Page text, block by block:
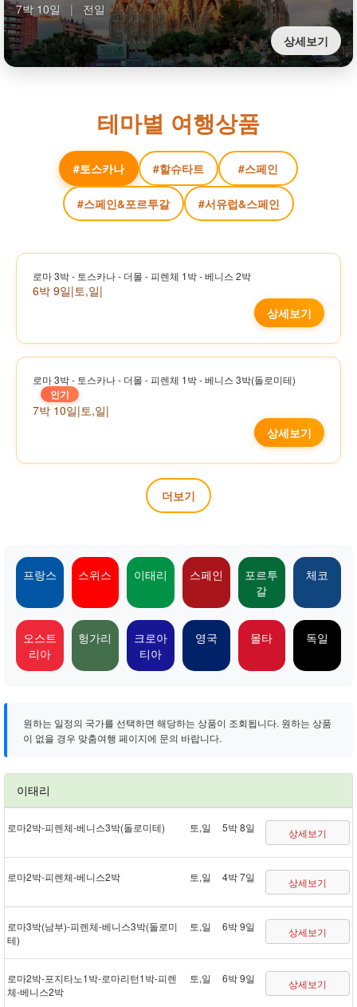
7박 10일 |
전일
상세보기
테마별 여행상품
#토스카나 #할슈타트 #스페인
#스페인&포르투갈 #서유럽&스페인
로마 3박 - 토스카나 - 더몰 - 피렌체 1박 - 베니스 2박
6박 9일|토,일|
상세보기
로마 3박 - 토스카나 - 더몰 - 피렌체 1박 - 베니스 3박(돌로미테)
인기
7박 10일|토,일|
상세보기
더보기
프랑스 스위스 이태리 스페인
포르투
갈
체코
오스트
리아
헝가리
크로아
티아
영국 몰타 독일
원하는 일정의 국가를 선택하면 해당하는 상품이 조회됩니다. 원하는 상품
이 없을 경우 맞춤여행 페이지에 문의 바랍니다.
이태리
로마 2박 - 피렌체 - 베니스 3박(돌로미테) 토,일 5박 8일 상세보기
로마 2박 - 피렌체 - 베니스 2박 토,일 4박 7일 상세보기
로마 3박(남부) - 피렌체 - 베니스 3박(돌로미
테)
토,일 6박 9일 상세보기
로마 2박 - 포지타노 1박 - 로마리턴 1박 - 피렌
체 - 베니스 2박
토,일 6박 9일 상세보기